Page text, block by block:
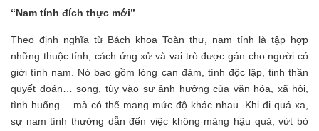
“Nam tính đích thực mới”
Theo định nghĩa từ Bách khoa Toàn thư, nam tính là tập hợp
những thuộc tính, cách ứng xử và vai trò được gán cho người có
giới tính nam. Nó bao gồm lòng can đảm, tính độc lập, tinh thần
quyết đoán… song, tùy vào sự ảnh hưởng của văn hóa, xã hội,
tình huống… mà có thể mang mức độ khác nhau. Khi đi quá xa,
sự nam tính thường dẫn đến việc không màng hậu quả, vứt bỏ